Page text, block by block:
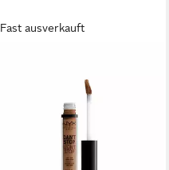
Fast ausverkauft
Stop Full Coverage Contour
Concealer Mahogany 3,5ml
(4.608,57 €/ 1 l)
lieferbar in 4 Wochen